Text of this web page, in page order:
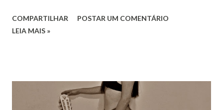
COMPARTILHAR
POSTAR UM COMENTÁRIO
LEIA MAIS »